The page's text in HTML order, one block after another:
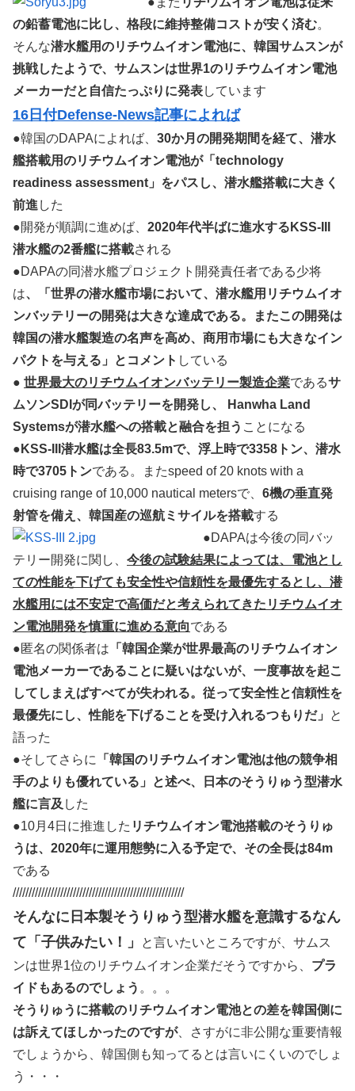
の鉛蓄電池に比し、格段に維持整備コストが安く済む。
そんな潜水艦用のリチウムイオン電池に、韓国サムスンが
挑戦したようで、サムスンは世界1のリチウムイオン電池
メーカーだと自信たっぷりに発表しています
16日付Defense-News記事によれば
●韓国のDAPAによれば、 30か月の開発期間を経て、潜水
艦搭載用のリチウムイオン電池が「technology
readiness assessment」をパスし、潜水艦搭載に大きく
前進 した
●開発が順調に進めば、 2020年代半ばに進水するKSS-III
潜水艦の2番艦に搭載される
●DAPAの同潜水艦プロジェクト開発責任者である少将
は、「世界の潜水艦市場において、潜水艦用リチウムイオ
ンバッテリーの開発は大きな達成である。またこの開発は
韓国の潜水艦製造の名声を高め、商用市場にも大きなイン
パクトを与える」とコメント している
● 世界最大のリチウムイオンバッテリー製造企業であるサ
ムソンSDIが同バッテリーを開発し、 Hanwha Land
Systemsが潜水艦への搭載と融合を担う ことになる
● KSS-III潜水艦は全長83.5mで、浮上時で3358トン、潜水
時で3705トンである。またspeed of 20 knots with a
cruising range of 10,000 nautical metersで、 6機の垂直発
射管を備え、韓国産の巡航ミサイルを搭載する
●DAPAは今後の同バッ
テリー開発に関し、 今後の試験結果によっては、電池とし
ての性能を下げても安全性や信頼性を最優先するとし、潜
水艦用には不安定で高価だと考えられてきたリチウムイオ
ン電池開発を慎重に進める意向である
●匿名の関係者は 「韓国企業が世界最高のリチウムイオン
電池メーカーであることに疑いはないが、一度事故を起こ
してしまえばすべてが失われる。従って安全性と信頼性を
最優先にし、性能を下げることを受け入れるつもりだ」
と
語った
●そしてさらに
「韓国のリチウムイオン電池は他の競争相
手のよりも優れている」と述べ、日本のそうりゅう型潜水
艦に言及 した
●10月4日に推進した リチウムイオン電池搭載のそうりゅ
うは、2020年に運用態勢に入る予定で、その全長は84m
である
//////////////////////////////////////////////////////
そんなに日本製そうりゅう型潜水艦を意識するなん
て「子供みたい！」
と言いたいところですが、サムス
ンは世界1位のリチウムイオン企業だそうですから、 プラ
イドもあるのでしょう 。。。
そうりゅうに搭載のリチウムイオン電池との差を韓国側に
は訴えてほしかったのですが、さすがに非公開な重要情報
でしょうから、韓国側も知ってるとは言いにくいのでしょ
う・・・